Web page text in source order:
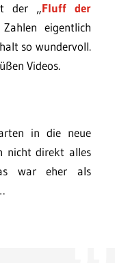
der „Fluff der
eigentlich
so wundervoll.
Videos.
in die neue
nicht direkt alles
war eher als